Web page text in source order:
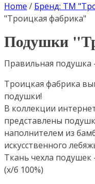
Home / Бренд: ТМ
"Троицкая фабрика"
Подушки
Правильная подушка
Троицкая фабрика
подушки!
В коллекции
представлены
наполнителем из
искусственного
Ткань чехла подушек
(х/б 100%)